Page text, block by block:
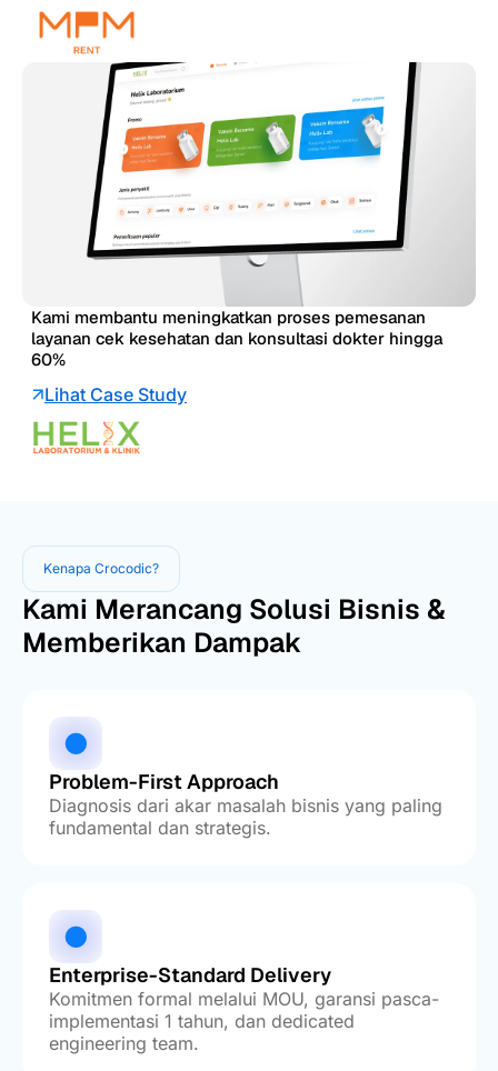
Kami membantu meningkatkan proses pemesanan
layanan cek kesehatan dan konsultasi dokter hingga
60%
Lihat Case Study
Kenapa Crocodic?
Kami Merancang Solusi Bisnis &
Memberikan Dampak
Problem-First Approach
Diagnosis dari akar masalah bisnis yang paling
fundamental dan strategis.
Enterprise-Standard Delivery
Komitmen formal melalui MOU, garansi pasca-
implementasi 1 tahun, dan dedicated
engineering team.